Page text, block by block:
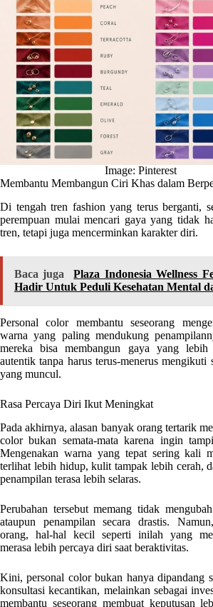
Image: Pinterest
Membantu Membangun Ciri Khas dalam
Di tengah tren fashion yang terus berganti,
perempuan mulai mencari gaya yang tidak
tren, tetapi juga mencerminkan karakter diri.
Baca juga
Plaza Indonesia Wellness
Hadir Untuk Peduli Kesehatan Mental
Personal color membantu seseorang
warna yang paling mendukung
mereka bisa membangun gaya yang lebih
autentik tanpa harus terus-menerus mengikuti
yang muncul.
Rasa Percaya Diri Ikut Meningkat
Pada akhirnya, alasan banyak orang tertarik
color bukan semata-mata karena ingin
Mengenakan warna yang tepat sering kali
terlihat lebih hidup, kulit tampak lebih cerah,
penampilan terasa lebih selaras.
Perubahan tersebut memang tidak
ataupun penampilan secara drastis.
orang, hal-hal kecil seperti inilah yang
merasa lebih percaya diri saat beraktivitas.
Kini, personal color bukan hanya dipandang
konsultasi kecantikan, melainkan sebagai
membantu seseorang membuat keputusan